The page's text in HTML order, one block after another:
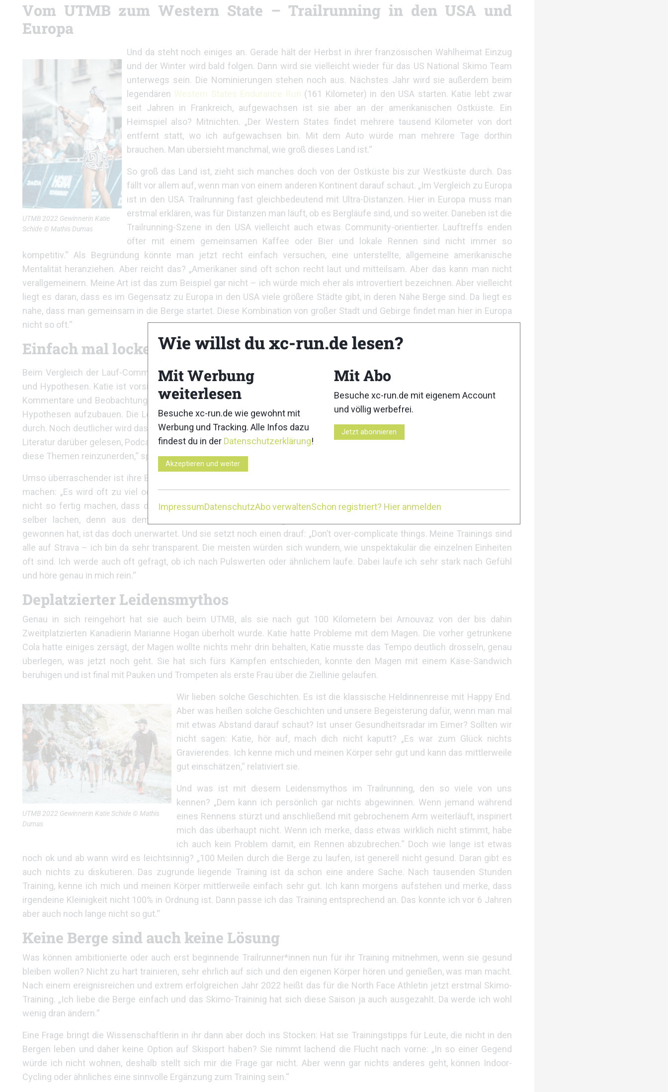
Vom UTMB zum Western State – Trailrunning in den USA und
Europa
UTMB 2022 Gewinnerin Katie
Schide © Mathis Dumas
Und da steht noch einiges an. Gerade hält der Herbst in ihrer französischen Wahlheimat Einzug
und der Winter wird bald folgen. Dann wird sie vielleicht wieder für das US National Skimo Team
unterwegs sein. Die Nominierungen stehen noch aus. Nächstes Jahr wird sie außerdem beim
legendären Western States Endurance Run (161 Kilometer) in den USA starten. Katie lebt zwar
seit Jahren in Frankreich, aufgewachsen ist sie aber an der amerikanischen Ostküste. Ein
Heimspiel also? Mitnichten. „Der Western States findet mehrere tausend Kilometer von dort
entfernt statt, wo ich aufgewachsen bin. Mit dem Auto würde man mehrere Tage dorthin
brauchen. Man übersieht manchmal, wie groß dieses Land ist.“
So groß das Land ist, zieht sich manches doch von der Ostküste bis zur Westküste durch. Das
fällt vor allem auf, wenn man von einem anderen Kontinent darauf schaut. „Im Vergleich zu Europa
ist in den USA Trailrunning fast gleichbedeutend mit Ultra-Distanzen. Hier in Europa muss man
erstmal erklären, was für Distanzen man läuft, ob es Bergläufe sind, und so weiter. Daneben ist die
Trailrunning-Szene in den USA vielleicht auch etwas Community-orientierter. Lauftreffs enden
öfter mit einem gemeinsamen Kaffee oder Bier und lokale Rennen sind nicht immer so
kompetitiv.“ Als Begründung könnte man jetzt recht einfach versuchen, eine unterstellte, allgemeine amerikanische
Mentalität heranziehen. Aber reicht das? „Amerikaner sind oft schon recht laut und mitteilsam. Aber das kann man nicht
verallgemeinern. Meine Art ist das zum Beispiel gar nicht – ich würde mich eher als introvertiert bezeichnen. Aber vielleicht
liegt es daran, dass es im Gegensatz zu Europa in den USA viele größere Städte gibt, in deren Nähe Berge sind. Da liegt es
nahe, dass man gemeinsam in die Berge startet. Diese Kombination von großer Stadt und Gebirge findet man hier in Europa
nicht so oft.“
Einfach mal locker machen
UTMB 2022 Gewinnerin Katie Schide © Mathis
Beim Vergleich der Lauf-Communities bewegen wir uns im Bereich von Annahmen
und Hypothesen. Katie ist vorsichtig mit ihren Aussagen, überlegt, hört sich Fragen,
Kommentare und Beobachtungen genau an. Es scheint ihr Spaß zu machen, darauf
Hypothesen aufzubauen. Die Leidenschaft für Wissenschaft strahlt halt doch noch
durch. Noch deutlicher wird das, wenn es um das Thema Training geht. „Ich habe viel
Literatur darüber gelesen, Podcasts gehört und rede mit anderen. Ich liebe es, mich in
diese Themen reinzunerden,“ sprudelt es los.
Umso überraschender ist ihre Beobachtung, was Trailrunner*innen viel zu oft falsch
machen: „Es wird oft zu viel oder zu intensiv trainiert. Ein Trainingslauf sollte dich
nicht so fertig machen, dass der Weg zum Auto danach zur Qual wird.“ Sie muss
selber lachen, denn aus dem Mund einer Profiathletin, die gerade den UTMB
gewonnen hat, ist das doch unerwartet. Und sie setzt noch einen drauf: „Don’t over-complicate things. Meine Trainings sind
alle auf Strava – ich bin da sehr transparent. Die meisten würden sich wundern, wie unspektakulär die einzelnen Einheiten
oft sind. Ich werde auch oft gefragt, ob ich nach Pulswerten oder ähnlichem laufe. Dabei laufe ich sehr stark nach Gefühl
und höre genau in mich rein.“
Deplatzierter Leidensmythos
Genau in sich reingehört hat sie auch beim UTMB, als sie nach gut 100 Kilometern bei Arnouvaz von der bis dahin
Zweitplatzierten Kanadierin Marianne Hogan überholt wurde. Katie hatte Probleme mit dem Magen. Die vorher getrunkene
Cola hatte einiges zersägt, der Magen wollte nichts mehr drin behalten, Katie musste das Tempo deutlich drosseln, genau
überlegen, was jetzt noch geht. Sie hat sich fürs Kämpfen entschieden, konnte den Magen mit einem Käse-Sandwich
beruhigen und ist final mit Pauken und Trompeten als erste Frau über die Ziellinie gelaufen.
UTMB 2022 Gewinnerin Katie Schide © Mathis
Dumas
Wir lieben solche Geschichten. Es ist die klassische Heldinnenreise mit Happy End.
Aber was heißen solche Geschichten und unsere Begeisterung dafür, wenn man mal
mit etwas Abstand darauf schaut? Ist unser Gesundheitsradar im Eimer? Sollten wir
nicht sagen: Katie, hör auf, mach dich nicht kaputt? „Es war zum Glück nichts
Gravierendes. Ich kenne mich und meinen Körper sehr gut und kann das mittlerweile
gut einschätzen,“ relativiert sie.
Und was ist mit diesem Leidensmythos im Trailrunning, den so viele von uns
kennen? „Dem kann ich persönlich gar nichts abgewinnen. Wenn jemand während
eines Rennens stürzt und anschließend mit gebrochenem Arm weiterläuft, inspiriert
mich das überhaupt nicht. Wenn ich merke, dass etwas wirklich nicht stimmt, habe
ich auch kein Problem damit, ein Rennen abzubrechen.“ Doch wie lange ist etwas
noch ok und ab wann wird es leichtsinnig? „100 Meilen durch die Berge zu laufen, ist generell nicht gesund. Daran gibt es
auch nichts zu diskutieren. Das zugrunde liegende Training ist da schon eine andere Sache. Nach tausenden Stunden
Training, kenne ich mich und meinen Körper mittlerweile einfach sehr gut. Ich kann morgens aufstehen und merke, dass
irgendeine Kleinigkeit nicht 100% in Ordnung ist. Dann passe ich das Training entsprechend an. Das konnte ich vor 6 Jahren
aber auch noch lange nicht so gut.“
Keine Berge sind auch keine Lösung
Was können ambitionierte oder auch erst beginnende Trailrunner*innen nun für ihr Training mitnehmen, wenn sie gesund
bleiben wollen? Nicht zu hart trainieren, sehr ehrlich auf sich und den eigenen Körper hören und genießen, was man macht.
Nach einem ereignisreichen und extrem erfolgreichen Jahr 2022 heißt das für die North Face Athletin jetzt erstmal Skimo-
Training. „Ich liebe die Berge einfach und das Skimo-Traininig hat sich diese Saison ja auch ausgezahlt. Da werde ich wohl
wenig dran ändern.“
Eine Frage bringt die Wissenschaftlerin in ihr dann aber doch ins Stocken: Hat sie Trainingstipps für Leute, die nicht in den
Bergen leben und daher keine Option auf Skisport haben? Sie nimmt lachend die Flucht nach vorne: „In so einer Gegend
würde ich nicht wohnen, deshalb stellt sich mir die Frage gar nicht. Aber wenn gar nichts anderes geht, können Indoor-
Cycling oder ähnliches eine sinnvolle Ergänzung zum Training sein.“
Wie willst du xc-run.de lesen?
Mit Werbung
weiterlesen
Besuche xc-run.de wie gewohnt mit
Werbung und Tracking. Alle Infos dazu
findest du in der Datenschutzerklärung!
Akzeptieren und weiter
Mit Abo
Besuche xc-run.de mit eigenem Account
und völlig werbefrei.
Jetzt abonnieren
ImpressumDatenschutzAbo verwaltenSchon registriert? Hier anmelden